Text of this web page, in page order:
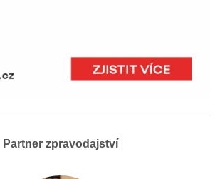
Partner zpravodajství